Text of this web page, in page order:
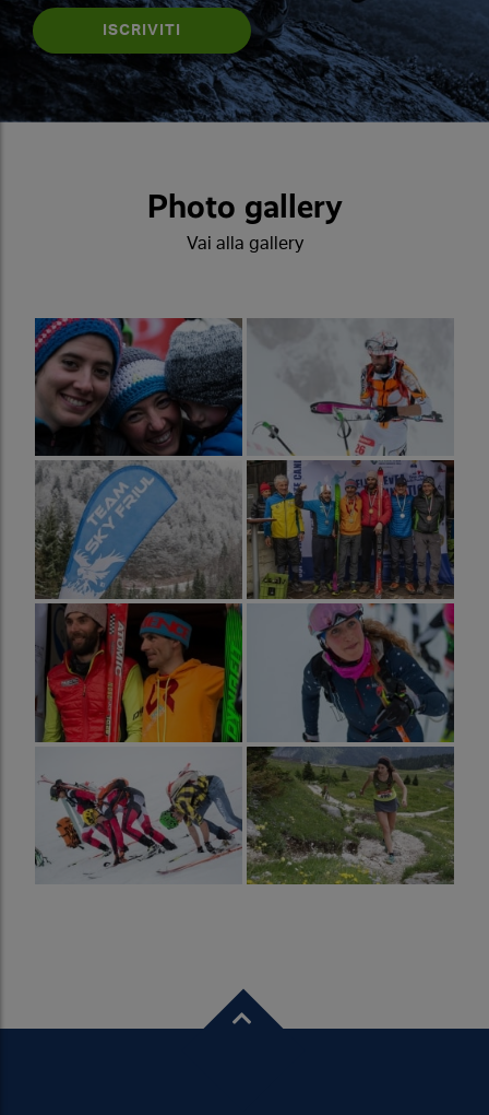
Photo gallery
Vai alla gallery